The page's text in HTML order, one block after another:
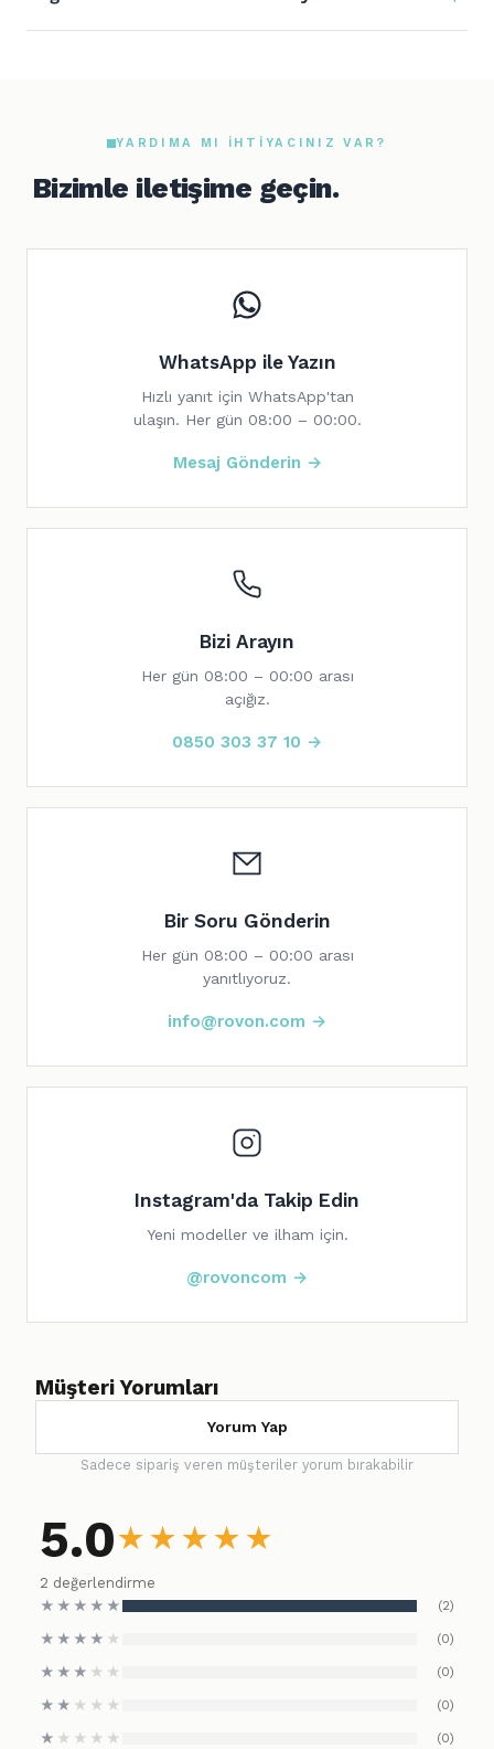
YARDIMA MI IHTIYACINIZ VAR?
Bizimle iletişime geçin.
WhatsApp ile Yazın
Hızlı yanıt için WhatsApp'tan
ulaşın. Her gün 08:00 – 00:00.
Mesaj Gönderin →
Bizi Arayın
Her gün 08:00 – 00:00 arası
açığız.
0850 303 37 10 →
Bir Soru Gönderin
Her gün 08:00 – 00:00 arası
yanıtlıyoruz.
info@rovon.com →
Instagram'da Takip Edin
Yeni modeller ve ilham için.
@rovoncom →
Müşteri Yorumları
Yorum Yap
Sadece sipariş veren müşteriler yorum bırakabilir
5.0★ ★ ★ ★ ★
2 değerlendirme
★ ★ ★ ★ ★ (2)
★ ★ ★ ★ ★ (0)
★ ★ ★ ★ ★ (0)
★ ★ ★ ★ ★ (0)
★ ★ ★ ★ ★ (0)